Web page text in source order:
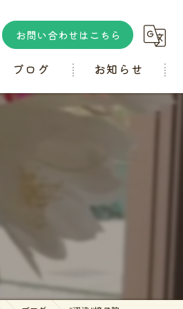
お問い合わせはこちら
ブログ お知らせ